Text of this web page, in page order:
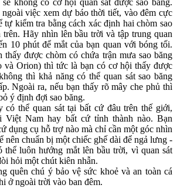
không có cơ hội quan sát được sao băng.
việc xem dự báo thời tiết, vào đêm cực
tự kiểm tra bằng cách xác định hai chòm sao
Hãy nhìn lên bầu trời và tập trung quan
10 phút để mắt của bạn quan với bóng tối.
thấy được chòm có chứa trận mưa sao băng
và Orion) thì tức là bạn có cơ hội thấy được
thì khả năng có thể quan sát sao băng
Ngoài ra, nếu bạn thấy rõ mây che phủ thì
ý định đợi sao băng.
có thể quan sát tại bất cứ đâu trên thế giới,
Việt Nam hay bất cứ tỉnh thành nào. Bạn
dụng cụ hỗ trợ nào mà chỉ cần một góc nhìn
nên chuẩn bị một chiếc ghế dài để ngả lưng -
thể luôn hướng mắt lên bầu trời, vì quan sát
hỏi một chút kiên nhẫn.
quên chú ý bảo vệ sức khoẻ và an toàn cá
ở ngoài trời vào ban đêm.